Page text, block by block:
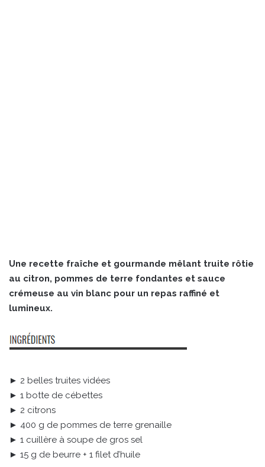
Une recette fraîche et gourmande mêlant truite rôtie
au citron, pommes de terre fondantes et sauce
crémeuse au vin blanc pour un repas raffiné et
lumineux.
► 2 belles truites vidées
► 1 botte de cébettes
► 2 citrons
► 400 g de pommes de terre grenaille
► 1 cuillère à soupe de gros sel
► 15 g de beurre + 1 filet d’huile